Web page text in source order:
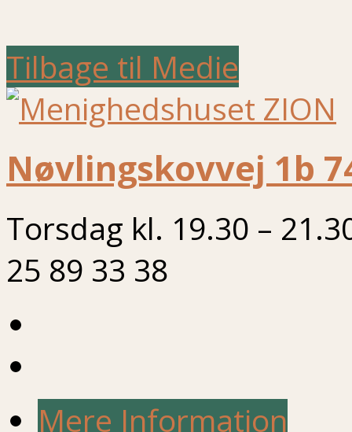
Tilbage til Medie
Nøvlingskovvej 1b
Torsdag kl. 19.30 –
25 89 33 38
Mere Information